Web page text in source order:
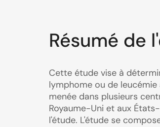
Résumé de
Cette étude vise à
lymphome ou de
menée dans plusieurs
Royaume-Uni et aux
l'étude. L'étude se